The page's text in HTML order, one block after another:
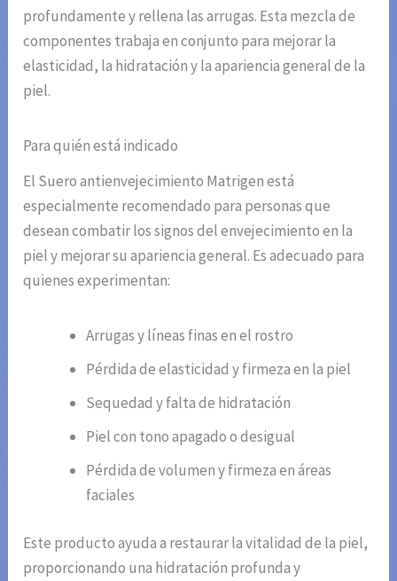
profundamente y rellena las arrugas. Esta mezcla de
componentes trabaja en conjunto para mejorar la
elasticidad, la hidratación y la apariencia general de la
piel.
Para quién está indicado
El Suero antienvejecimiento Matrigen está
especialmente recomendado para personas que
desean combatir los signos del envejecimiento en la
piel y mejorar su apariencia general. Es adecuado para
quienes experimentan:
Arrugas y líneas finas en el rostro
Pérdida de elasticidad y firmeza en la piel
Sequedad y falta de hidratación
Piel con tono apagado o desigual
Pérdida de volumen y firmeza en áreas
faciales
Este producto ayuda a restaurar la vitalidad de la piel,
proporcionando una hidratación profunda y